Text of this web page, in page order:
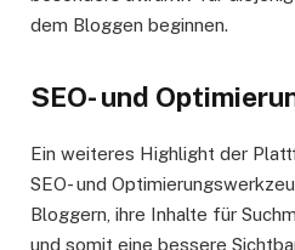
dem Bloggen beginnen.
SEO- und
Ein weiteres Highlight der
SEO- und
Bloggern, ihre Inhalte für
und somit eine bessere